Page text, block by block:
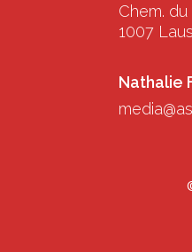
Chem.
1007
Nathalie